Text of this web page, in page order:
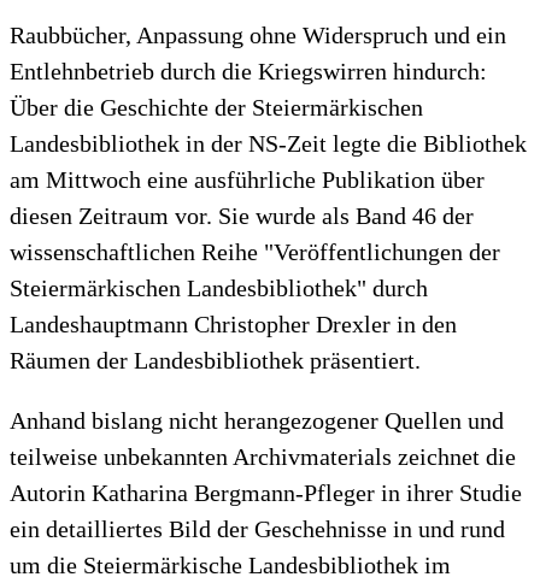
Raubbücher, Anpassung ohne Widerspruch und ein
Entlehnbetrieb durch die Kriegswirren hindurch:
Über die Geschichte der Steiermärkischen
Landesbibliothek in der NS-Zeit legte die Bibliothek
am Mittwoch eine ausführliche Publikation über
diesen Zeitraum vor. Sie wurde als Band 46 der
wissenschaftlichen Reihe "Veröffentlichungen der
Steiermärkischen Landesbibliothek" durch
Landeshauptmann Christopher Drexler in den
Räumen der Landesbibliothek präsentiert.
Anhand bislang nicht herangezogener Quellen und
teilweise unbekannten Archivmaterials zeichnet die
Autorin Katharina Bergmann-Pfleger in ihrer Studie
ein detailliertes Bild der Geschehnisse in und rund
um die Steiermärkische Landesbibliothek im